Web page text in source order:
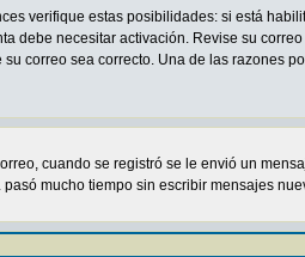
verifique estas posibilidades: si está
debe necesitar activación. Revise su
correo sea correcto. Una de las razones
cuando se registró se le envió un
mucho tiempo sin escribir mensajes